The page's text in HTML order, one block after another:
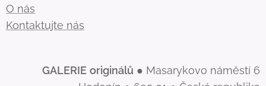
O nás
Kontaktujte nás
GALERIE originálů ● Masarykovo náměstí 6